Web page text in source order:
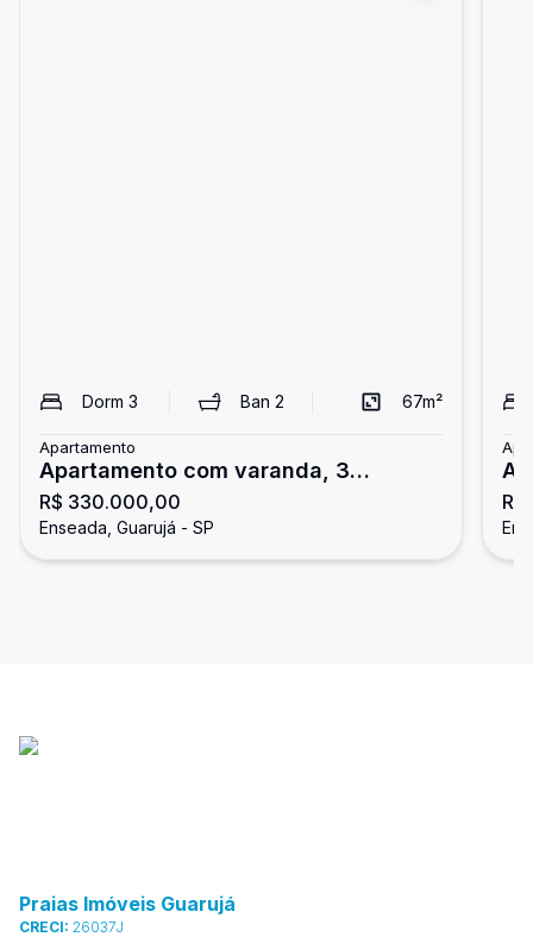
Dorm 3 Ban2 67m²
Apartamento
Apartamento com varanda, 3
dormitórios, Enseada, Guarujá
R$ 330.000,00
Enseada, Guarujá - SP
Praias Imóveis Guarujá
CRECI: 26037J